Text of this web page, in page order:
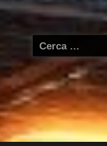
Ricerca
per: